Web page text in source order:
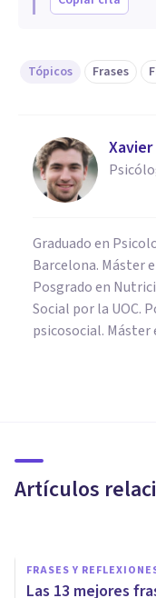
Tópicos Frases
Graduado en
Barcelona. Máster
Posgrado en
Social por la UOC.
psicosocial. Máster
Artículos
Demócrito,
FRASES Y
Las 13 mejores